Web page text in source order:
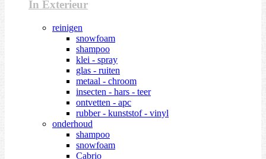
In Exterieur
reinigen
snowfoam
shampoo
klei - spray
glas - ruiten
metaal - chroom
insecten - hars - teer
ontvetten - apc
rubber - kunststof - vinyl
onderhoud
shampoo
snowfoam
Cabrio